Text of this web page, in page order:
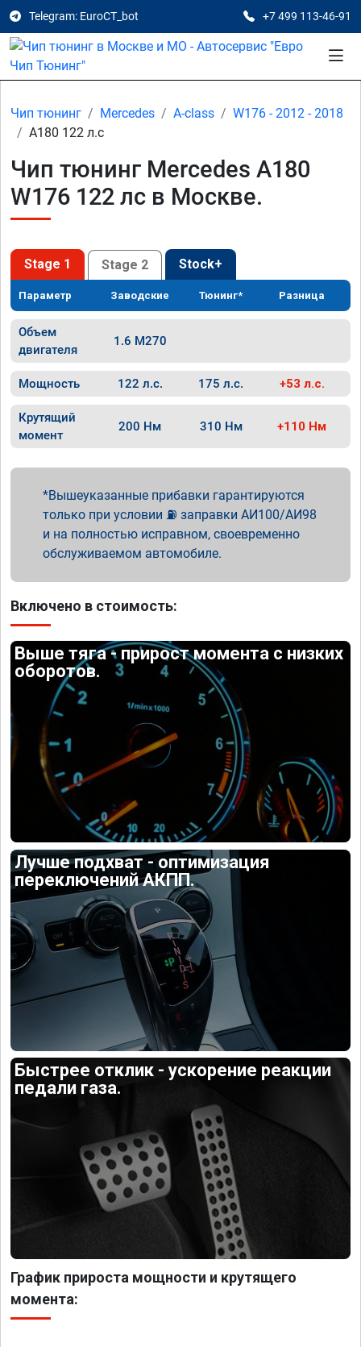
Telegram: EuroCT_bot +7 499 113-46-91
Чип тюнинг Mercedes A-class
W176 - 2012 - 2018
A180 122 л.с
Чип тюнинг Mercedes A180
W176 122 лс в Москве.
Stage 1 Stage 2 Stock+
Параметр Заводские Тюнинг* Разница
Объем
двигателя
1.6 M270
Мощность 122 л.с. 175 л.с. +53 л.с.
Крутящий
момент
200 Нм 310 Нм +110 Нм
Вышеуказанные прибавки гарантируются
только при условии ⛽ заправки АИ100/АИ98
и на полностью исправном, своевременно
обслуживаемом автомобиле.
Включено в стоимость:
Выше тяга - прирост момента с низких
оборотов.
Лучше подхват - оптимизация
переключений АКПП.
Быстрее отклик - ускорение реакции
педали газа.
График прироста мощности и крутящего
момента: